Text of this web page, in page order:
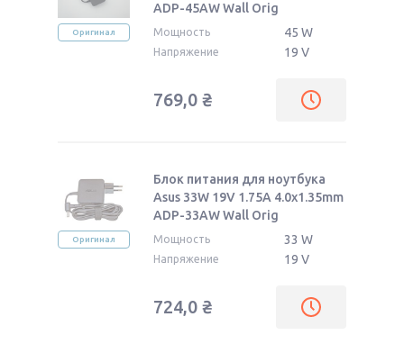
Оригинал
ADP-45AW Wall Orig
Мощность 45 W
Напряжение 19 V
769,0 ₴
Оригинал
Блок питания для ноутбука
Asus 33W 19V 1.75A 4.0x1.35mm
ADP-33AW Wall Orig
Мощность 33 W
Напряжение 19 V
724,0 ₴